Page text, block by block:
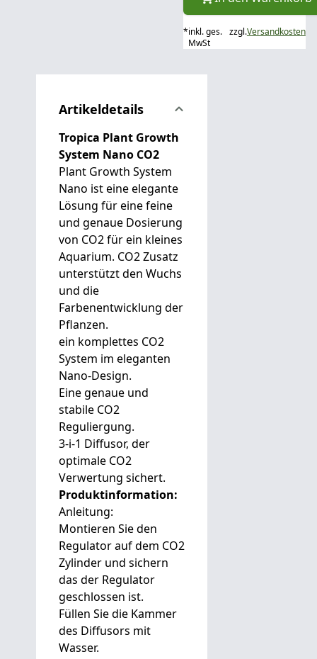
*inkl. ges.
MwSt
zzgl.Versandkosten
Artikeldetails
Tropica Plant Growth
System Nano CO2
Plant Growth System
Nano ist eine elegante
Lösung für eine feine
und genaue Dosierung
von CO2 für ein kleines
Aquarium. CO2 Zusatz
unterstützt den Wuchs
und die
Farbenentwicklung der
Pflanzen.
ein komplettes CO2
System im eleganten
Nano-Design.
Eine genaue und
stabile CO2
Reguliergung.
3-i-1 Diffusor, der
optimale CO2
Verwertung sichert.
Produktinformation:
Anleitung:
Montieren Sie den
Regulator auf dem CO2
Zylinder und sichern
das der Regulator
geschlossen ist.
Füllen Sie die Kammer
des Diffusors mit
Wasser.